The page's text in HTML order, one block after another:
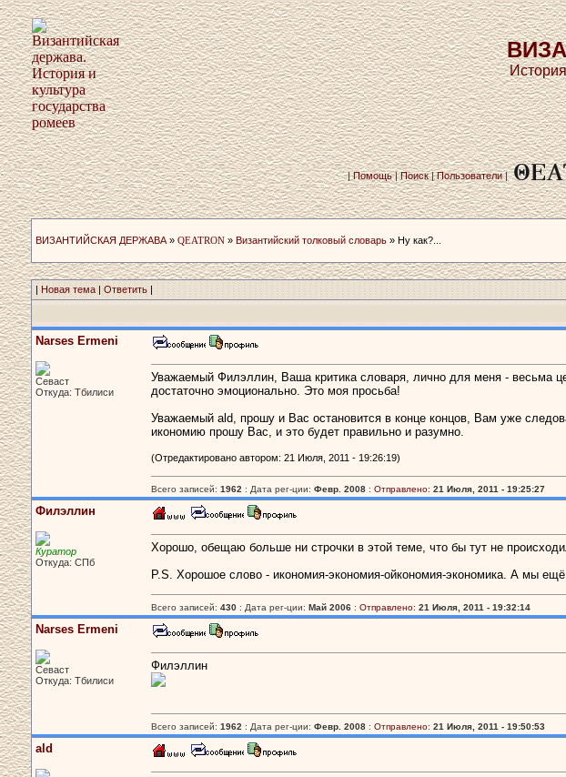
|Помощь|Поиск|Пользователи|
ВИЗАНТИЙСКАЯ ДЕРЖАВА » QEATRON » Византийский толковый словарь » Ну как?...
| Новая тема|Ответить |
Narses Ermeni
Севаст
Откуда: Тбилиси
Уважаемый Филэллин, Ваша критика словаря, лично для меня - весьма
достаточно эмоционально. Это моя просьба!
Уважаемый ald, прошу и Вас остановится в конце концов, Вам уже
икономию прошу Вас, и это будет правильно и разумно.
(Отредактировано автором: 21 Июля, 2011 - 19:26:19)
Всего записей: 1962 : Дата рег-ции: Февр. 2008 : Отправлено: 21 Июля, 2011 - 19:25:27
Филэллин
Куратор
Откуда: СПб
Хорошо, обещаю больше ни строчки в этой теме, что бы тут не
P.S. Хорошое слово - икономия-экономия-ойкономия-экономика. А мы
Всего записей: 430 : Дата рег-ции: Май 2006 : Отправлено: 21 Июля, 2011 - 19:32:14
Narses Ermeni
Севаст
Откуда: Тбилиси
Филэллин
Всего записей: 1962 : Дата рег-ции: Февр. 2008 : Отправлено: 21 Июля, 2011 - 19:50:53
ald